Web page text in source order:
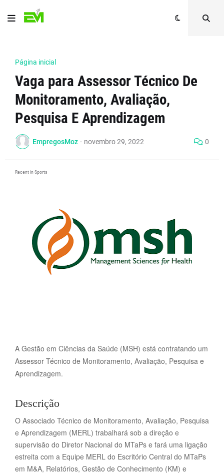
Página inicial
Vaga para Assessor Técnico De
Monitoramento, Avaliação,
Pesquisa E Aprendizagem
EmpregosMoz - novembro 29, 2022 0
Recent in Sports
A Gestão em Ciências da Saúde (MSH) está contratando um
Assessor Técnico de Monitoramento, Avaliação, Pesquisa e
Aprendizagem.
Descrição
O Associado Técnico de Monitoramento, Avaliação, Pesquisa
e Aprendizagem (MERL) trabalhará sob a direção e
supervisão do Diretor Nacional do MTaPs e fará uma ligação
estreita com a Equipe MERL do Escritório Central do MTaPs
em M&A, Relatórios, Gestão de Conhecimento (KM) e